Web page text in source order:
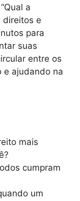
a
direitos e
para
suas
entre os
e ajudando na
mais
cumpram
um